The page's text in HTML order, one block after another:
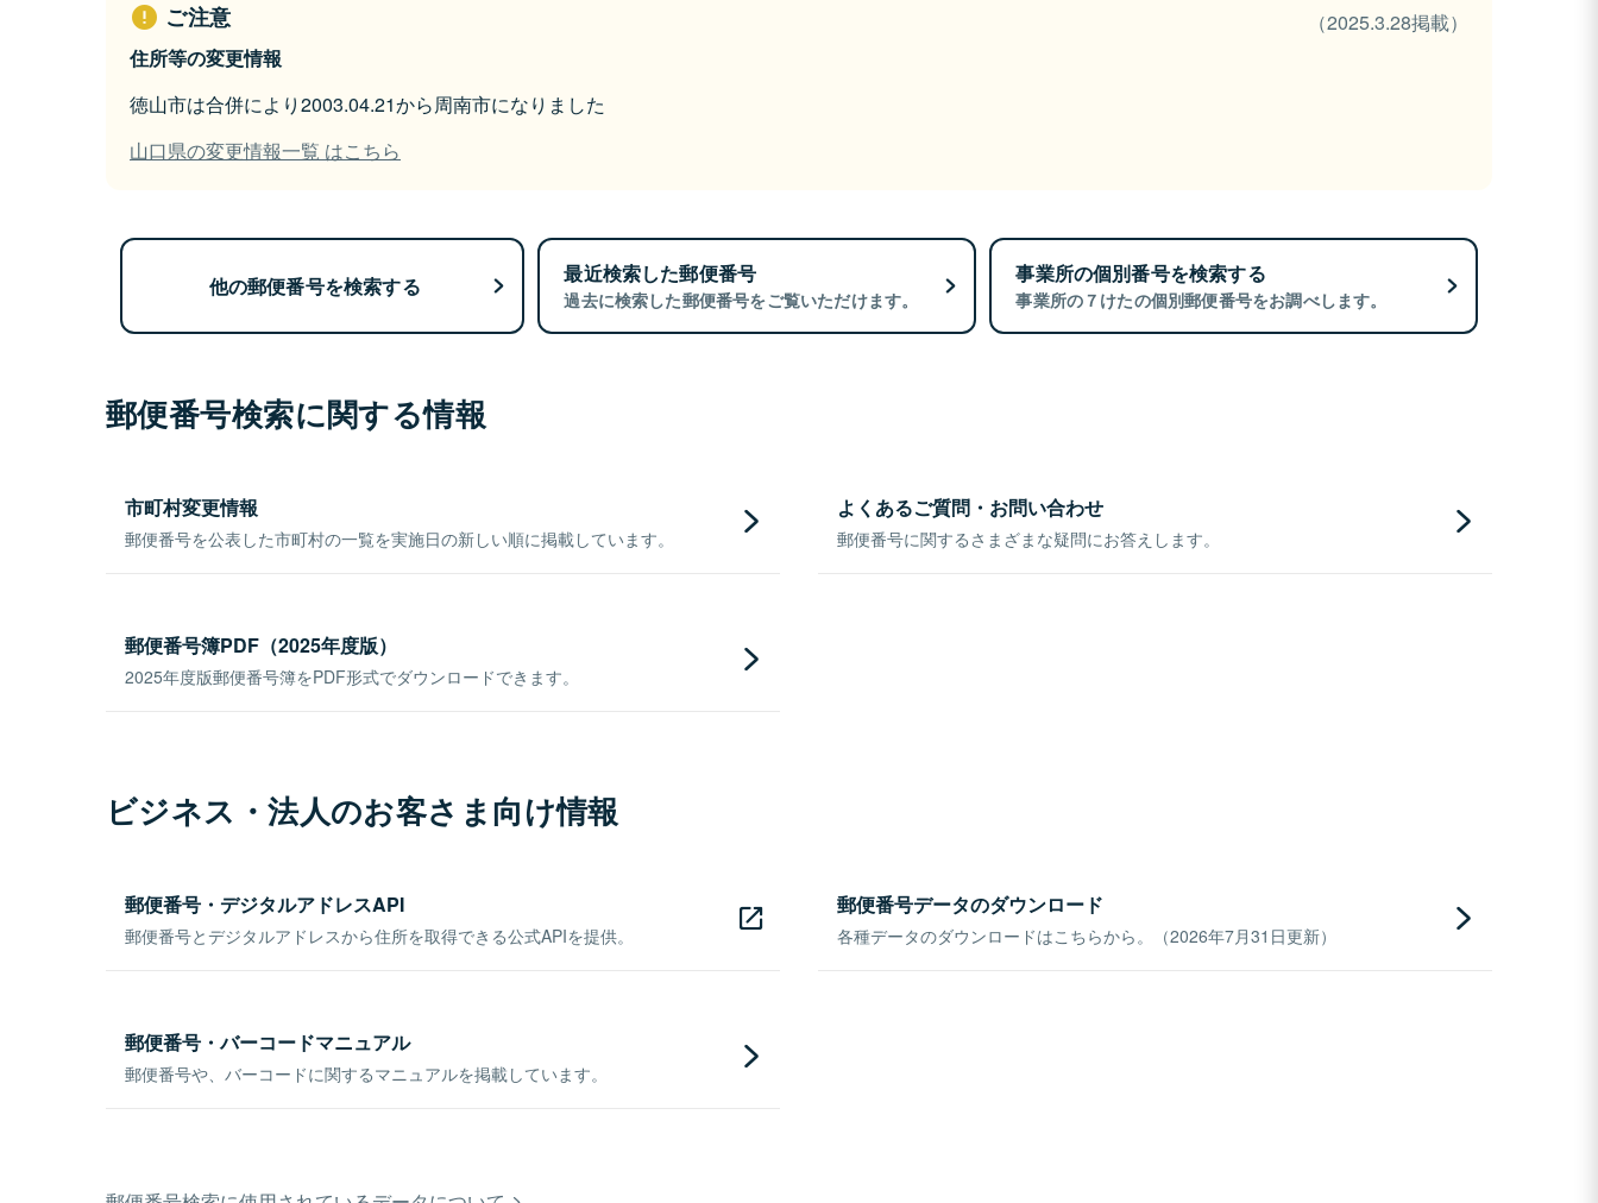
ご注意
（2025.3.28掲載）
住所等の変更情報
徳山市は合併により2003.04.21から周南市になりました
山口県の変更情報一覧 はこちら
他の郵便番号を検索する 最近検索した郵便番号
過去に検索した郵便番号をご覧いただけます。
事業所の個別番号を検索する
事業所の７けたの個別郵便番号をお調べします。
郵便番号検索に関する情報
市町村変更情報
郵便番号を公表した市町村の一覧を実施日の新しい順に掲載しています。
よくあるご質問・お問い合わせ
郵便番号に関するさまざまな疑問にお答えします。
郵便番号簿PDF（2025年度版）
2025年度版郵便番号簿をPDF形式でダウンロードできます。
ビジネス・法人のお客さま向け情報
郵便番号・デジタルアドレスAPI
郵便番号とデジタルアドレスから住所を取得できる公式APIを提供。
郵便番号データのダウンロード
各種データのダウンロードはこちらから。（2026年7月31日更新）
郵便番号・バーコードマニュアル
郵便番号や、バーコードに関するマニュアルを掲載しています。